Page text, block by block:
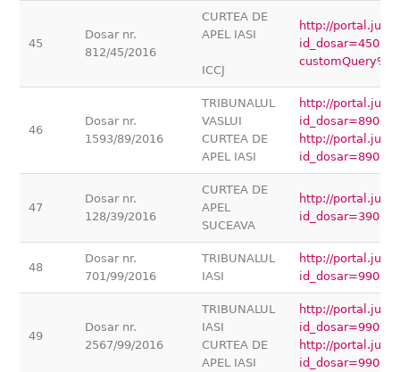
45
Dosar nr.
812/45/2016
CURTEA DE
APEL IASI
ICCJ
http://
46
Dosar nr.
1593/89/2016
TRIBUNALUL
VASLUI
CURTEA DE
APEL IASI
http://
http://
47
Dosar nr.
128/39/2016
CURTEA DE
APEL
SUCEAVA
http://
48
Dosar nr.
701/99/2016
TRIBUNALUL
IASI
http://
49
Dosar nr.
2567/99/2016
TRIBUNALUL
IASI
CURTEA DE
APEL IASI
http://
http://